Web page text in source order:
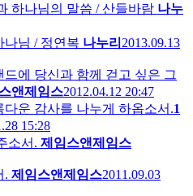
하나님의 말씀 / 산들바람 나누
나님 / 정연복 나누리 2013.09.13
에 당신과 함께 걷고 싶은 그
앤제임스2012.04.12 20:47
운 감사를 나누게 하옵소서.1
15:28
소서. 제임스앤제임스
. 제임스앤제임스2011.09.03